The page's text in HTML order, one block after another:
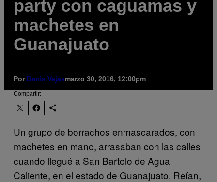
party con caguamas y
machetes en
Guanajuato
Por Denis Vejasmarzo 30, 2016, 12:00pm
Compartir:
Un grupo de borrachos enmascarados, con
machetes en mano, arrasaban con las calles
cuando llegué a San Bartolo de Agua
Caliente, en el estado de Guanajuato. Reían,